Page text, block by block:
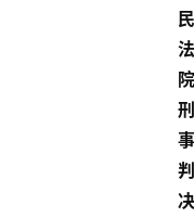
民
法
院
刑
事
判
决